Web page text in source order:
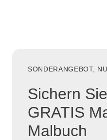
SONDERANGEBOT,
Sichern
GRATIS
Malbuch